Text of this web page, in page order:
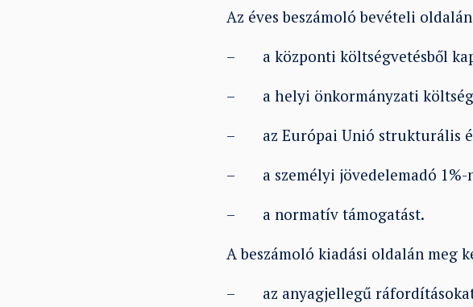
Az éves beszámoló bevételi
– a központi költségvetésből
– a helyi önkormányzati
– az Európai Unió strukturális
– a személyi jövedelemadó 1%-
– a normatív támogatást.
A beszámoló kiadási oldalán meg
– az anyagjellegű